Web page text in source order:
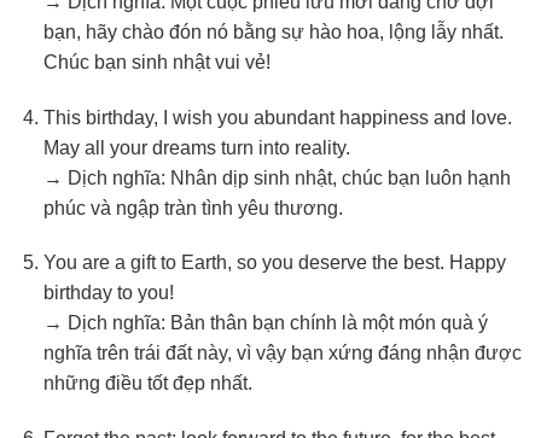
bạn, hãy chào đón nó bằng sự hào hoa, lộng lẫy nhất.
Chúc bạn sinh nhật vui vẻ!
This birthday, I wish you abundant happiness and love.
May all your dreams turn into reality.
→ Dịch nghĩa: Nhân dịp sinh nhật, chúc bạn luôn hạnh
phúc và ngập tràn tình yêu thương.
You are a gift to Earth, so you deserve the best. Happy
birthday to you!
→ Dịch nghĩa: Bản thân bạn chính là một món quà ý
nghĩa trên trái đất này, vì vậy bạn xứng đáng nhận được
những điều tốt đẹp nhất.